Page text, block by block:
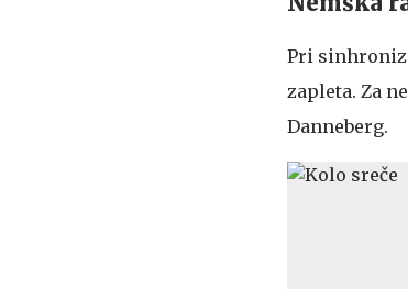
Pri
zapleta. Za
Danneberg.